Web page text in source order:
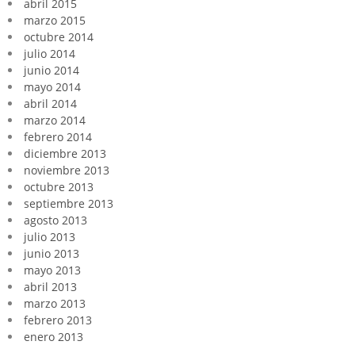
abril 2015
marzo 2015
octubre 2014
julio 2014
junio 2014
mayo 2014
abril 2014
marzo 2014
febrero 2014
diciembre 2013
noviembre 2013
octubre 2013
septiembre 2013
agosto 2013
julio 2013
junio 2013
mayo 2013
abril 2013
marzo 2013
febrero 2013
enero 2013